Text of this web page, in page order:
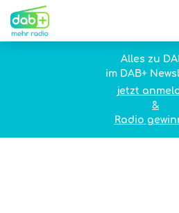
Alles zu
im DAB+
jetzt
&
Radio